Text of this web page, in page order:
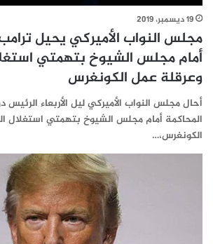
19 ديسمبر، 2019
مجلس النواب الأميركي يحيل
أمام مجلس الشيوخ بتهمتي
وعرقلة عمل الكونغرس
أحال مجلس النواب الأميركي ليل الأربعاء الرئيس
المحاكمة أمام مجلس الشيوخ بتهمتي استغلال
الكونغرس،…